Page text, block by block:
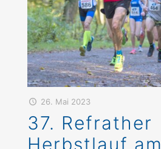
26. Mai 2023
37. Refrather
Herbstlauf